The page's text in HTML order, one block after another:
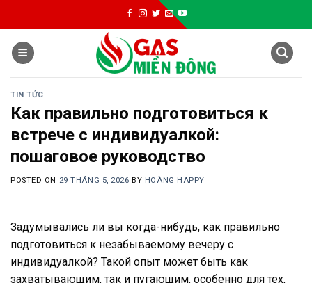
to
content
TIN TỨC
Как правильно подготовиться к
встрече с индивидуалкой:
пошаговое руководство
POSTED ON 29 THÁNG 5, 2026 BY HOÀNG HAPPY
Задумывались ли вы когда-нибудь, как правильно
подготовиться к незабываемому вечеру с
индивидуалкой? Такой опыт может быть как
захватывающим, так и пугающим, особенно для тех,